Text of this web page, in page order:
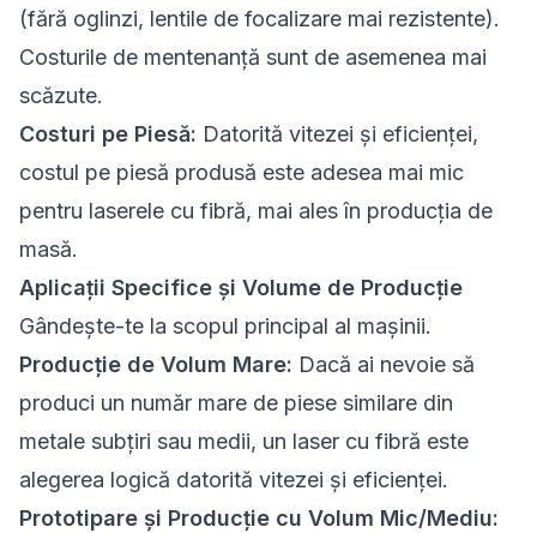
(fără oglinzi, lentile de focalizare mai rezistente).
Costurile de mentenanță sunt de asemenea mai
scăzute.
Costuri pe Piesă: Datorită vitezei și eficienței,
costul pe piesă produsă este adesea mai mic
pentru laserele cu fibră, mai ales în producția de
masă.
Aplicații Specifice și Volume de Producție
Gândește-te la scopul principal al mașinii.
Producție de Volum Mare: Dacă ai nevoie să
produci un număr mare de piese similare din
metale subțiri sau medii, un laser cu fibră este
alegerea logică datorită vitezei și eficienței.
Prototipare și Producție cu Volum Mic/Mediu: